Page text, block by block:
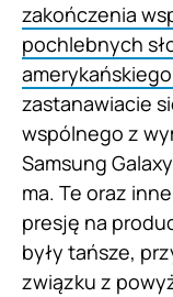
zakończenia
pochlebnych
zastanawiacie
wspólnego z
Samsung
ma. Te oraz
presję na
były tańsze,
związku z